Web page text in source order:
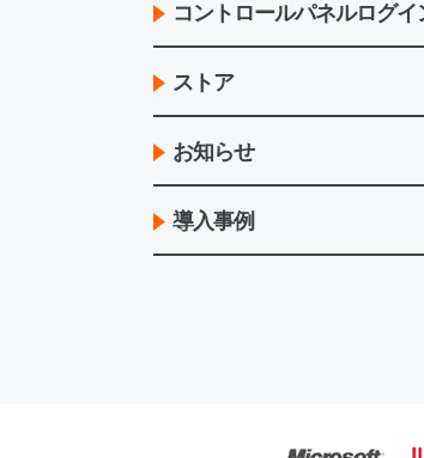
コントロールパネルログイ
ストア
お知らせ
導入事例